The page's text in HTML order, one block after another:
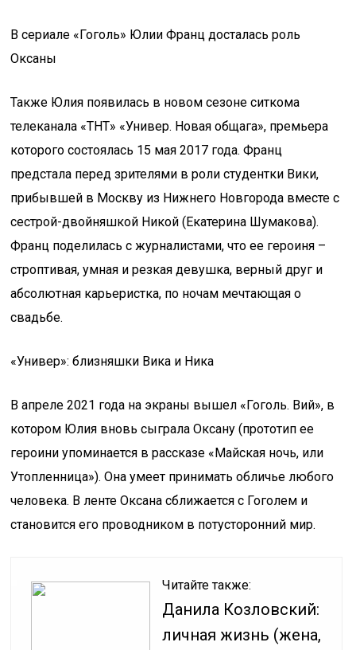
В сериале «Гоголь» Юлии Франц досталась роль
Оксаны
Также Юлия появилась в новом сезоне ситкома
телеканала «ТНТ» «Универ. Новая общага», премьера
которого состоялась 15 мая 2017 года. Франц
предстала перед зрителями в роли студентки Вики,
прибывшей в Москву из Нижнего Новгорода вместе с
сестрой-двойняшкой Никой (Екатерина Шумакова).
Франц поделилась с журналистами, что ее героиня –
строптивая, умная и резкая девушка, верный друг и
абсолютная карьеристка, по ночам мечтающая о
свадьбе.
«Универ»: близняшки Вика и Ника
В апреле 2021 года на экраны вышел «Гоголь. Вий», в
котором Юлия вновь сыграла Оксану (прототип ее
героини упоминается в рассказе «Майская ночь, или
Утопленница»). Она умеет принимать обличье любого
человека. В ленте Оксана сближается с Гоголем и
становится его проводником в потусторонний мир.
Читайте также:
Данила Козловский:
личная жизнь (жена,